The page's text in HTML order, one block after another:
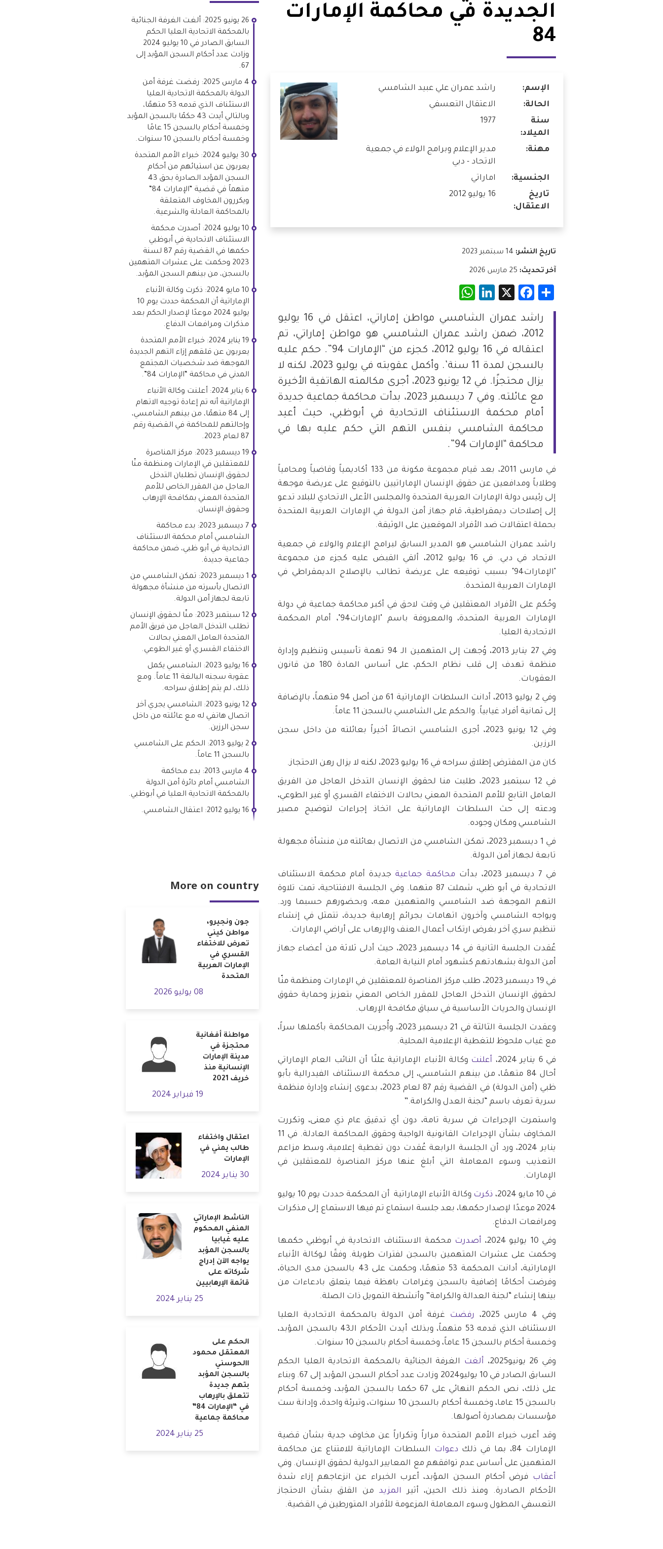
مصر
الكويت
لبنان
المغرب
قطر
السعودية
السودان
سوريا
الإمارات
اليمن
شواغر
اتصل بنا
الجديدة في محاكمة الإمارات
84
الإسم:
راشد عمران علي عبيد الشامسي
الحالة:
الاعتقال التعسفي
سنة
الميلاد:
1977
مهنة:
مدير الإعلام وبرامج الولاء في جمعية
الاتحاد - دبي
الجنسية:
اماراتي
تاريخ
الاعتقال:
16 يوليو 2012
تاريخ النشر:
آخر تحديث:
Share
Facebook
X
LinkedIn
راشد عمران الشامسي مواطن إماراتي، اعتقل في 16 يوليو
2012، ضمن راشد عمران الشامسي هو مواطن إماراتي، تم
اعتقاله في 16 يوليو 2012، كجزء من “الإمارات 94”. حكم عليه
بالسجن لمدة 11 سنة’. وأكمل عقوبته في يوليو 2023، لكنه لا
يزال محتجزًا. في 12 يونيو 2023، أجرى مكالمته الهاتفية الأخيرة
مع عائلته. وفي 7 ديسمبر 2023، بدأت محاكمة جماعية جديدة
أمام محكمة الاستئناف الاتحادية في أبوظبي، حيث أعيد
محاكمة الشامسي بنفس التهم التي حكم عليه بها في
محاكمة “الإمارات 94”.
في مارس 2011، بعد قيام مجموعة مكونة من 133 أكاديمياً وقاضياً ومحامياً
وطلاباً ومدافعين عن حقوق الإنسان الإماراتيين بالتوقيع على عريضة موجهة
إلى رئيس دولة الإمارات العربية المتحدة والمجلس الأعلى الاتحادي للبلاد تدعو
إلى إصلاحات ديمقراطية، قام جهاز أمن الدولة في الإمارات العربية المتحدة
بحملة اعتقالات ضد الأفراد الموقعين على الوثيقة.
راشد عمران الشامسي هو المدير السابق لبرامج الإعلام والولاء في جمعية
الاتحاد في دبي. في 16 يوليو 2012، ألقي القبض عليه كجزء من مجموعة
"الإمارات94" بسبب توقيعه على عريضة تطالب بالإصلاح الديمقراطي في
الإمارات العربية المتحدة.
وحُكم على الأفراد المعتقلين في وقت لاحق في أكبر محاكمة جماعية في دولة
الإمارات العربية المتحدة، والمعروفة باسم "الإمارات94"، أمام المحكمة
الاتحادية العليا.
وفي 27 يناير 2013، وُجهت إلى المتهمين الـ 94 تهمة تأسيس وتنظيم وإدارة
منظمة تهدف إلى قلب نظام الحكم، على أساس المادة 180 من قانون
العقوبات.
وفي 2 يوليو 2013، أدانت السلطات الإماراتية 61 من أصل 94 متهماً، بالإضافة
إلى ثمانية أفراد غيابياً. والحكم على الشامسي بالسجن 11 عاماً.
وفي 12 يونيو 2023، أجرى الشامسي اتصالاً أخيراً بعائلته من داخل سجن
الرزين.
كان من المفترض إطلاق سراحه في 16 يوليو 2023، لكنه لا يزال رهن الاحتجاز.
في 12 سبتمبر 2023، طلبت منا لحقوق الإنسان التدخل العاجل من الفريق
العامل التابع للأمم المتحدة المعني بحالات الاختفاء القسري أو غير الطوعي،
ودعته إلى حث السلطات الإماراتية على اتخاذ إجراءات لتوضيح مصير
الشامسي ومكان وجوده.
في 1 ديسمبر 2023، تمكن الشامسي من الاتصال بعائلته من منشأة مجهولة
تابعة لجهاز أمن الدولة.
في 7 ديسمبر 2023، بدأت محاكمة جماعيةجديدة أمام محكمة الاستئناف
الاتحادية في أبو ظبي، شملت 87 متهما. وفي الجلسة الافتتاحية، تمت تلاوة
التهم الموجهة ضد الشامسي والمتهمين معه، وبحضورهم حسبما ورد.
ويواجه الشامسي وآخرون اتهامات بجرائم إرهابية جديدة، تتمثل في إنشاء
تنظيم سري آخر بغرض ارتكاب أعمال العنف والإرهاب على أراضي الإمارات.
عُقدت الجلسة الثانية في 14 ديسمبر 2023، حيث أدلى ثلاثة من أعضاء جهاز
أمن الدولة بشهادتهم كشهود أمام النيابة العامة.
في 19 ديسمبر 2023، طلب مركز المناصرة للمعتقلين في الإمارات ومنظمة منّا
لحقوق الإنسان التدخل العاجل للمقرر الخاص المعني بتعزيز وحماية حقوق
الإنسان والحريات الأساسية في سياق مكافحة الإرهاب.
وعقدت الجلسة الثالثة في 21 ديسمبر 2023، وأُجريت المحاكمة بأكملها سراً،
مع غياب ملحوظ للتغطية الإعلامية المحلية.
في 6 يناير 2024، أعلنت وكالة الأنباء الإماراتية علنًا أن النائب العام الإماراتي
أحال 84 متهمًا، من بينهم الشامسي، إلى محكمة الاستئناف الفيدرالية بأبو
ظبي (أمن الدولة) في القضية رقم 87 لعام 2023، بدعوى إنشاء وإدارة منظمة
سرية تعرف باسم “لجنة العدل والكرامة.”
واستمرت الإجراءات في سرية تامة، دون أي تدقيق عام ذي معنى، وتكررت
المخاوف بشأن الإجراءات القانونية الواجبة وحقوق المحاكمة العادلة. في 11
يناير 2024، ورد أن الجلسة الرابعة عُقدت دون تغطية إعلامية، وسط مزاعم
التعذيب وسوء المعاملة التي أبلغ عنها مركز المناصرة للمعتقلين في
الإمارات.
في 10 مايو 2024، ذكرت
وكالة الأنباء الإماراتية أن المحكمة حددت يوم 10 يوليو
2024 موعدًا لإصدار حكمها، بعد جلسة استماع تم فيها الاستماع إلى مذكرات
ومرافعات الدفاع.
وفي 10 يوليو 2024، أصدرت محكمة الاستئناف الاتحادية في أبوظبي حكمها
وحكمت على عشرات المتهمين بالسجن لفترات طويلة. وفقًا لـوكالة الأنباء
الإماراتية، أدانت المحكمة 53 متهمًا، وحكمت على 43 بالسجن مدى الحياة،
وفرضت أحكامًا إضافية بالسجن وغرامات باهظة فيما يتعلق بادعاءات من
بينها إنشاء “لجنة العدالة والكرامة” وأنشطة التمويل ذات الصلة.
وفي 4 مارس 2025، رفضت غرفة أمن الدولة بالمحكمة الاتحادية العليا
الاستئناف الذي قدمه 53 متهماً، وبذلك أيدت الأحكام الـ43 بالسجن المؤبد،
وخمسة أحكام بالسجن 15 عاماً، وخمسة أحكام بالسجن 10 سنوات.
وفي 26 يونيو2025، ألغت
الغرفة الجنائية بالمحكمة الاتحادية العليا الحكم
السابق الصادر في 10 يوليو2024 وزادت عدد أحكام السجن المؤبد إلى 67. وبناء
على ذلك، نص الحكم النهائي على 67 حكما بالسجن المؤبد، وخمسة أحكام
بالسجن 15 عاما، وخمسة أحكام بالسجن 10 سنوات، وتبرئة واحدة، وإدانة ست
مؤسسات بمصادرة أصولها.
وقد أعرب خبراء الأمم المتحدة مراراً وتكراراً عن مخاوف جدية بشأن قضية
الإمارات 84، بما في ذلك
دعوات السلطات الإماراتية للامتناع عن محاكمة
المتهمين على أساس عدم توافقهم مع المعايير الدولية لحقوق الإنسان. وفي
أعقاب فرض أحكام السجن المؤبد، أعرب الخبراء عن انزعاجهم إزاء شدة
الأحكام الصادرة. ومنذ ذلك الحين، أثير
المزيد من القلق بشأن الاحتجاز
التعسفي المطول وسوء المعاملة المزعومة للأفراد المتورطين في القضية.
26 يونيو 2025: ألغت الغرفة الجنائية
بالمحكمة الاتحادية العليا الحكم
السابق الصادر في 10 يوليو 2024
وزادت عدد أحكام السجن المؤبد إلى
67.
4 مارس 2025: رفضت غرفة أمن
الدولة بالمحكمة الاتحادية العليا
الاستئناف الذي قدمه 53 متهمًا،
وبالتالي أيدت 43 حكمًا بالسجن المؤبد
وخمسة أحكام بالسجن 15 عامًا
وخمسة أحكام بالسجن 10 سنوات.
30 يوليو 2024: خبراء الأمم المتحدة
يعربون عن استيائهم من أحكام
السجن المؤبد الصادرة بحق 43
متهماً في قضية “الإمارات 84”
ويكررون المخاوف المتعلقة
بالمحاكمة العادلة والشرعية.
10 يوليو 2024: أصدرت محكمة
الاستئناف الاتحادية في أبوظبي
حكمها في القضية رقم 87 لسنة
2023 وحكمت على عشرات المتهمين
بالسجن، من بينهم السجن المؤبد.
10 مايو 2024: ذكرت وكالة الأنباء
الإماراتية أن المحكمة حددت يوم 10
يوليو 2024 موعدًا لإصدار الحكم بعد
مذكرات ومرافعات الدفاع.
19 يناير 2024: خبراء الأمم المتحدة
يعربون عن قلقهم إزاء التهم الجديدة
الموجهة ضد شخصيات المجتمع
المدني في محاكمة “الإمارات 84”.
6 يناير 2024: أعلنت وكالة الأنباء
الإماراتية أنه تم إعادة توجيه الاتهام
إلى 84 متهمًا، من بينهم الشامسي،
وإحالتهم للمحاكمة في القضية رقم
87 لعام 2023.
19 ديسمبر 2023: مركز المناصرة
للمعتقلين في الإمارات ومنظمة منّا
لحقوق الإنسان تطلبان التدخل
العاجل من المقرر الخاص للأمم
المتحدة المعني بمكافحة الإرهاب
وحقوق الإنسان.
7 ديسمبر 2023: بدء محاكمة
الشامسي أمام محكمة الاستئناف
الاتحادية في أبو ظبي، ضمن محاكمة
جماعية جديدة.
1 ديسمبر 2023: تمكن الشامسي من
الاتصال بأسرته من منشأة مجهولة
تابعة لجهاز أمن الدولة.
12 سبتمبر 2023: منّا لحقوق الإنسان
تطلب التدخل العاجل من فريق الأمم
المتحدة العامل المعني بحالات
الاختفاء القسري أو غير الطوعي.
16 يوليو 2023: الشامسي يكمل
عقوبة سجنه البالغة 11 عاماً. ومع
ذلك، لم يتم إطلاق سراحه.
12 يونيو 2023: الشامسي يجري آخر
اتصال هاتفي له مع عائلته من داخل
سجن الرزين.
2 يوليو 2013: الحكم على الشامسي
بالسجن 11 عاماً.
4 مارس 2013: بدء محاكمة
الشامسي أمام دائرة أمن الدولة
بالمحكمة الاتحادية العليا في أبوظبي.
16 يوليو 2012: اعتقال الشامسي.
More on country
جون ونجيرو،
مواطن كيني
تعرض للاختفاء
القسري في
الإمارات العربية
المتحدة
08 يوليو 2026
مواطنة أفغانية
محتجزة في
مدينة الإمارات
الإنسانية منذ
خريف 2021
19 فبراير 2024
اعتقال واختفاء
طالب يمني في
الإمارات
30 يناير 2024
الناشط الإماراتي
المنفي المحكوم
عليه غيابيا
بالسجن المؤبد
يواجه الآن إدراج
شركاته على
قائمة الإرهابيين
25 يناير 2024
الحكم على
المعتقل محمود
االحوسني
بالسجن المؤبد
بتهم جديدة
تتعلق بالإرهاب
في “الإمارات 84”
محاكمة جماعية
25 يناير 2024